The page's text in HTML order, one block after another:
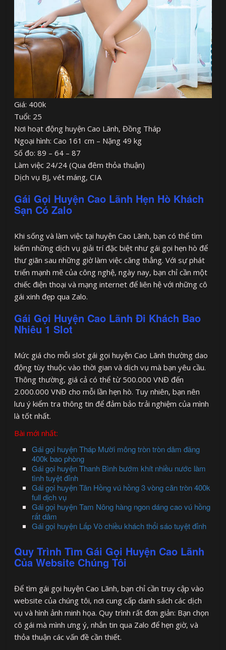
Giá: 400k
Tuổi: 25
Nơi hoạt động huyện Cao Lãnh, Đồng Tháp
Ngoại hình: Cao 161 cm – Nặng 49 kg
Số đo: 89 – 64 – 87
Làm việc 24/24 (Qua đêm thỏa thuận)
Dịch vụ BJ, vét máng, CIA
Gái Gọi Huyện Cao Lãnh Hẹn Hò Khách
Sạn Có Zalo
Khi sống và làm việc tại huyện Cao Lãnh, bạn có thể tìm
kiếm những dịch vụ giải trí đặc biệt như gái gọi hẹn hò để
thư giãn sau những giờ làm việc căng thẳng. Với sự phát
triển mạnh mẽ của công nghệ, ngày nay, bạn chỉ cần một
chiếc điện thoại và mạng internet để liên hệ với những cô
gái xinh đẹp qua Zalo.
Gái Gọi Huyện Cao Lãnh Đi Khách Bao
Nhiêu 1 Slot
Mức giá cho mỗi slot gái gọi huyện Cao Lãnh thường dao
động tùy thuộc vào thời gian và dịch vụ mà bạn yêu cầu.
Thông thường, giá cả có thể từ 500.000 VNĐ đến
2.000.000 VNĐ cho mỗi lần hẹn hò. Tuy nhiên, bạn nên
lưu ý kiểm tra thông tin để đảm bảo trải nghiệm của mình
là tốt nhất.
Bài mới nhất:
Gái gọi huyện Tháp Mười mông tròn tròn dâm đãng
400k bao phòng
Gái gọi huyện Thanh Bình bướm khít nhiều nước làm
tình tuyệt đỉnh
Gái gọi huyện Tân Hồng vú hồng 3 vòng căn tròn 400k
full dịch vụ
Gái gọi huyện Tam Nông hàng ngon dáng cao vú hồng
rất dâm
Gái gọi huyện Lấp Vò chiều khách thổi sáo tuyệt đỉnh
Quy Trình Tìm Gái Gọi Huyện Cao Lãnh
Của Website Chúng Tôi
Để tìm gái gọi huyện Cao Lãnh, bạn chỉ cần truy cập vào
website của chúng tôi, nơi cung cấp danh sách các dịch
vụ và hình ảnh minh họa. Quy trình rất đơn giản: Bạn chọn
cô gái mà mình ưng ý, nhắn tin qua Zalo để hẹn giờ, và
thỏa thuận các vấn đề cần thiết.